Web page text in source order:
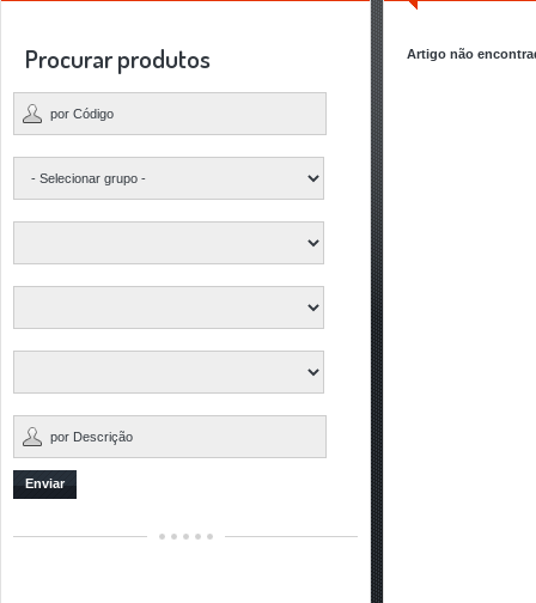
Procurar produtos
Enviar
Artigo não